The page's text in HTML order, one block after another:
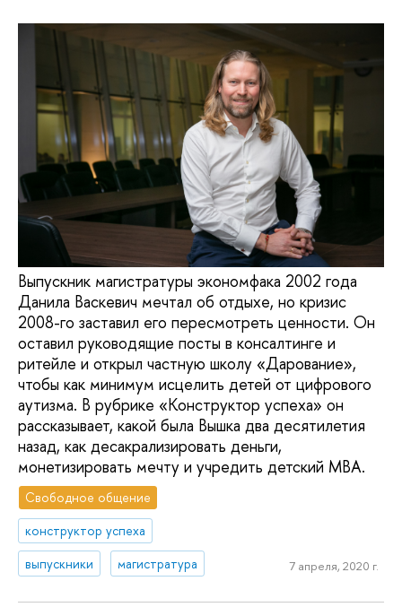
Выпускник магистратуры экономфака 2002 года
Данила Васкевич мечтал об отдыхе, но кризис
2008-го заставил его пересмотреть ценности. Он
оставил руководящие посты в консалтинге и
ритейле и открыл частную школу «Дарование»,
чтобы как минимум исцелить детей от цифрового
аутизма. В рубрике «Конструктор успеха» он
рассказывает, какой была Вышка два десятилетия
назад, как десакрализировать деньги,
монетизировать мечту и учредить детский МВА.
Свободное общение
конструктор успеха
выпускники
магистратура 7 апреля, 2020 г.